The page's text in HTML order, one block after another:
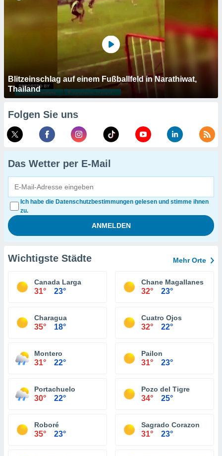
Blitzeinschlag auf einem Fußballfeld in Narathiwat,
Thailand
Folgen Sie uns
Das Wetter per E-Mail
Ich habe die Datenschutzbestimmungen gelesen und stimme ihnen
zu.
Wichtigste Städte Mehr Orte
Canada Larga
31° 23°
Chane Magallanes
32° 23°
Charagua
35° 18°
Cuatro Ojos
32° 22°
Montero
31° 22°
Pailon
31° 23°
Portachuelo
30° 22°
Pozo del Tigre
34° 25°
Roboré
35° 23°
Sagrado Corazon
31° 23°